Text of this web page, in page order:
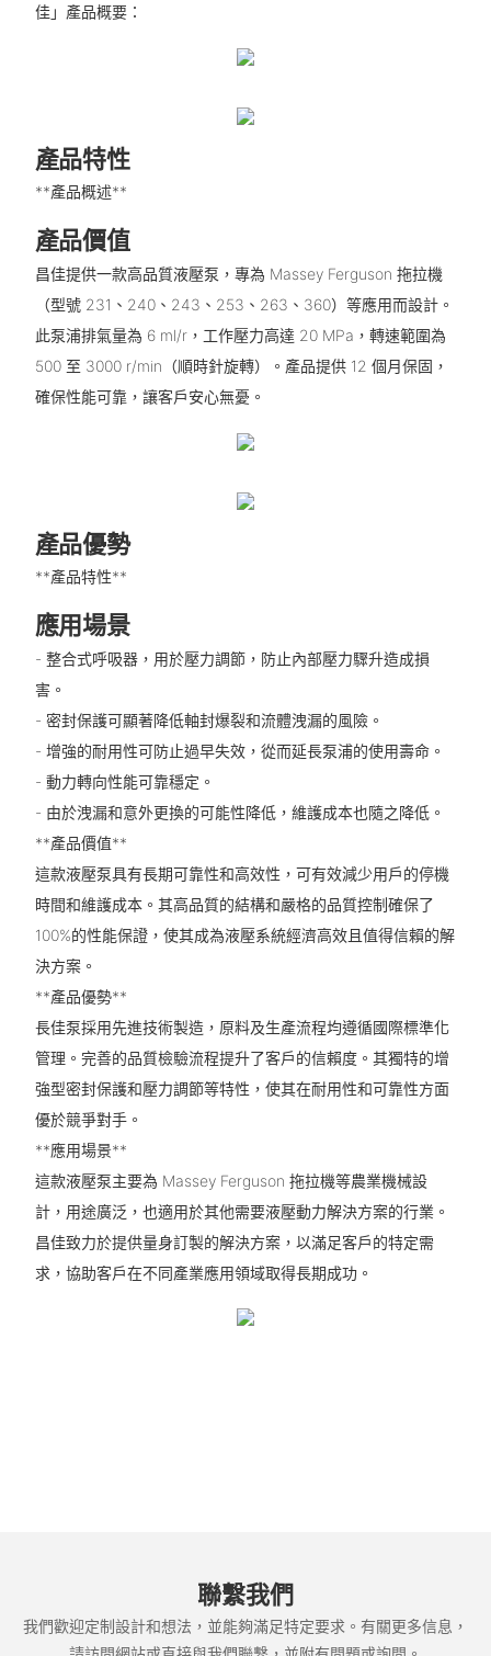
佳」產品概要：
產品特性
**產品概述**
產品價值
昌佳提供一款高品質液壓泵，專為 Massey Ferguson 拖拉機
（型號 231、240、243、253、263、360）等應用而設計。
此泵浦排氣量為 6 ml/r，工作壓力高達 20 MPa，轉速範圍為
500 至 3000 r/min（順時針旋轉）。產品提供 12 個月保固，
確保性能可靠，讓客戶安心無憂。
產品優勢
**產品特性**
應用場景
- 整合式呼吸器，用於壓力調節，防止內部壓力驟升造成損
害。
- 密封保護可顯著降低軸封爆裂和流體洩漏的風險。
- 增強的耐用性可防止過早失效，從而延長泵浦的使用壽命。
- 動力轉向性能可靠穩定。
- 由於洩漏和意外更換的可能性降低，維護成本也隨之降低。
**產品價值**
這款液壓泵具有長期可靠性和高效性，可有效減少用戶的停機
時間和維護成本。其高品質的結構和嚴格的品質控制確保了
100%的性能保證，使其成為液壓系統經濟高效且值得信賴的解
決方案。
**產品優勢**
長佳泵採用先進技術製造，原料及生產流程均遵循國際標準化
管理。完善的品質檢驗流程提升了客戶的信賴度。其獨特的增
強型密封保護和壓力調節等特性，使其在耐用性和可靠性方面
優於競爭對手。
**應用場景**
這款液壓泵主要為 Massey Ferguson 拖拉機等農業機械設
計，用途廣泛，也適用於其他需要液壓動力解決方案的行業。
昌佳致力於提供量身訂製的解決方案，以滿足客戶的特定需
求，協助客戶在不同產業應用領域取得長期成功。
聯繫我們
我們歡迎定制設計和想法，並能夠滿足特定要求。有關更多信息，